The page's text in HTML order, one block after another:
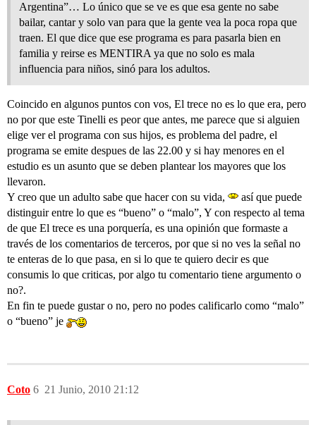
Argentina”… Lo único que se ve es que esa gente no sabe
bailar, cantar y solo van para que la gente vea la poca ropa que
traen. El que dice que ese programa es para pasarla bien en
familia y reirse es MENTIRA ya que no solo es mala
influencia para niños, sinó para los adultos.
Coincido en algunos puntos con vos, El trece no es lo que era, pero
no por que este Tinelli es peor que antes, me parece que si alguien
elige ver el programa con sus hijos, es problema del padre, el
programa se emite despues de las 22.00 y si hay menores en el
estudio es un asunto que se deben plantear los mayores que los
llevaron.
Y creo que un adulto sabe que hacer con su vida,
así que puede
distinguir entre lo que es “bueno” o “malo”, Y con respecto al tema
de que El trece es una porquería, es una opinión que formaste a
través de los comentarios de terceros, por que si no ves la señal no
te enteras de lo que pasa, en si lo que te quiero decir es que
consumis lo que criticas, por algo tu comentario tiene argumento o
no?.
En fin te puede gustar o no, pero no podes calificarlo como “malo”
o “bueno” je
Coto 21 Junio, 2010 21:12
6